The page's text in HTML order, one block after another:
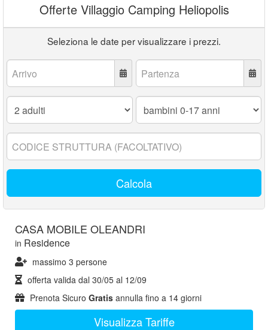
Offerte Villaggio Camping Heliopolis
Seleziona le date per visualizzare i prezzi.
Arrivo: Partenza:
Adulti:
Bambini
17
Codice
struttura:
Calcola
CASA MOBILE OLEANDRI
in Residence
massimo 3 persone
offerta valida dal 30/05 al 12/09
Prenota Sicuro Gratis annulla fino a 14 giorni
Visualizza Tariffe